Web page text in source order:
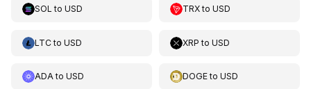
SOL to USD TRXtoUSD
LTCto USD XRP toUSD
ADAto USD DOGEtoUSD